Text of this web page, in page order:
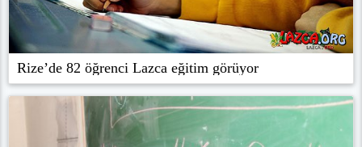
Rize’de 82 öğrenci Lazca eğitim görüyor